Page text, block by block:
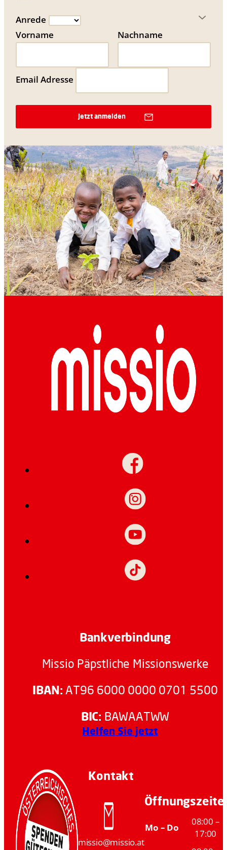
Anrede
Vorname
Nachname
Email Adresse
Bankverbindung
Missio Päpstliche Missionswerke
IBAN: AT96 6000 0000 0701 5500
BIC: BAWAATWW
Helfen Sie jetzt
Kontakt
missio@missio.at
Mo – Do
08:00 –
17:00